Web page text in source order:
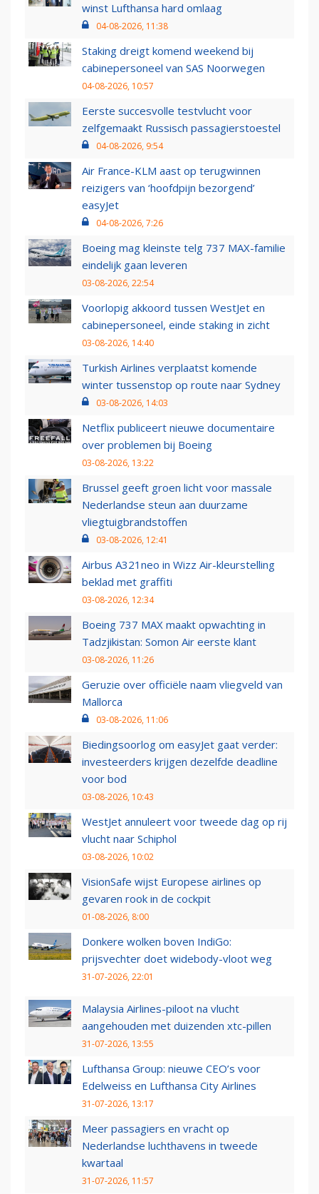
winst Lufthansa hard omlaag
04-08-2026, 11:38
Staking dreigt komend weekend bij
cabinepersoneel van SAS Noorwegen
04-08-2026, 10:57
Eerste succesvolle testvlucht voor
zelfgemaakt Russisch passagierstoestel
04-08-2026, 9:54
Air France-KLM aast op terugwinnen
reizigers van ‘hoofdpijn bezorgend’
easyJet
04-08-2026, 7:26
Boeing mag kleinste telg 737 MAX-familie
eindelijk gaan leveren
03-08-2026, 22:54
Voorlopig akkoord tussen WestJet en
cabinepersoneel, einde staking in zicht
03-08-2026, 14:40
Turkish Airlines verplaatst komende
winter tussenstop op route naar Sydney
03-08-2026, 14:03
Netflix publiceert nieuwe documentaire
over problemen bij Boeing
03-08-2026, 13:22
Brussel geeft groen licht voor massale
Nederlandse steun aan duurzame
vliegtuigbrandstoffen
03-08-2026, 12:41
Airbus A321neo in Wizz Air-kleurstelling
beklad met graffiti
03-08-2026, 12:34
Boeing 737 MAX maakt opwachting in
Tadzjikistan: Somon Air eerste klant
03-08-2026, 11:26
Geruzie over officiële naam vliegveld van
Mallorca
03-08-2026, 11:06
Biedingsoorlog om easyJet gaat verder:
investeerders krijgen dezelfde deadline
voor bod
03-08-2026, 10:43
WestJet annuleert voor tweede dag op rij
vlucht naar Schiphol
03-08-2026, 10:02
VisionSafe wijst Europese airlines op
gevaren rook in de cockpit
01-08-2026, 8:00
Donkere wolken boven IndiGo:
prijsvechter doet widebody-vloot weg
31-07-2026, 22:01
Malaysia Airlines-piloot na vlucht
aangehouden met duizenden xtc-pillen
31-07-2026, 13:55
Lufthansa Group: nieuwe CEO’s voor
Edelweiss en Lufthansa City Airlines
31-07-2026, 13:17
Meer passagiers en vracht op
Nederlandse luchthavens in tweede
kwartaal
31-07-2026, 11:57